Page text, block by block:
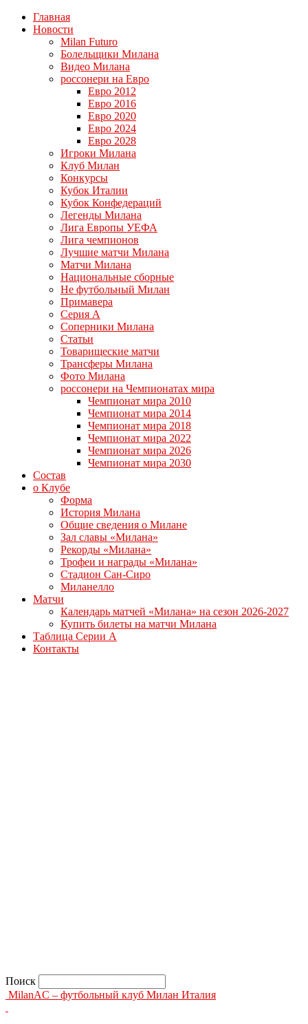
Главная
Новости
Milan Futuro
Болельщики Милана
Видео Милана
россонери на Евро
Евро 2012
Евро 2016
Евро 2020
Евро 2024
Евро 2028
Игроки Милана
Клуб Милан
Конкурсы
Кубок Италии
Кубок Конфедераций
Легенды Милана
Лига Европы УЕФА
Лига чемпионов
Лучшие матчи Милана
Матчи Милана
Национальные сборные
Не футбольный Милан
Примавера
Серия А
Соперники Милана
Статьи
Товарищеские матчи
Трансферы Милана
Фото Милана
россонери на Чемпионатах мира
Чемпионат мира 2010
Чемпионат мира 2014
Чемпионат мира 2018
Чемпионат мира 2022
Чемпионат мира 2026
Чемпионат мира 2030
Состав
о Клубе
Форма
История Милана
Общие сведения о Милане
Зал славы «Милана»
Рекорды «Милана»
Трофеи и награды «Милана»
Стадион Сан-Сиро
Миланелло
Матчи
Календарь матчей «Милана» на сезон 2026-2027
Купить билеты на матчи Милана
Таблица Серии А
Контакты
Поиск
MilanAC – футбольный клуб Милан Италия